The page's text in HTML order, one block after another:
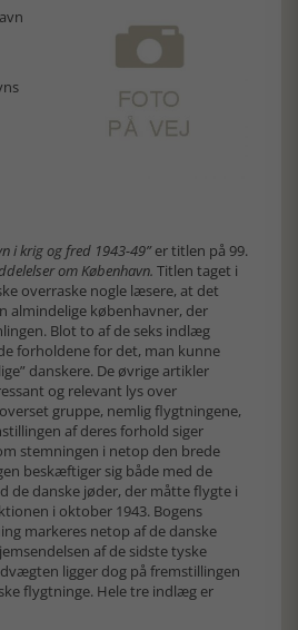
i krig og fred 1943-49”er titlen på 99.
om København. Titlen taget i
overraske nogle læsere, at det
almindelige københavner, der
Blot to af de seks indlæg
forholdene for det, man kunne
danskere. De øvrige artikler
og relevant lys over
gruppe, nemlig flygtningene,
af deres forhold siger
stemningen i netop den brede
beskæftiger sig både med de
de danske jøder, der måtte flygte i
i oktober 1943. Bogens
markeres netop af de danske
af de sidste tyske
ligger dog på fremstillingen
flygtninge. Hele tre indlæg er